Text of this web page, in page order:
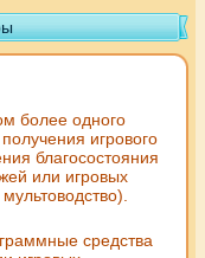
более одного
игрового
благосостояния
или игровых
средства